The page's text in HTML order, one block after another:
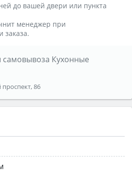
до вашей двери или пункта
менеджер при
заказа.
Кухонные
86